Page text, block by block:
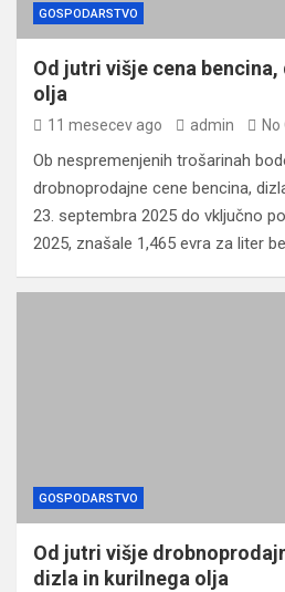
GOSPODARSTVO
Od jutri višje cena
olja
11 mesecev ago admin
Ob nespremenjenih trošarinah
drobnoprodajne cene bencina,
23. septembra 2025 do vključno
2025, znašale 1,465 evra za liter
GOSPODARSTVO
Od jutri višje
dizla in kurilnega olja